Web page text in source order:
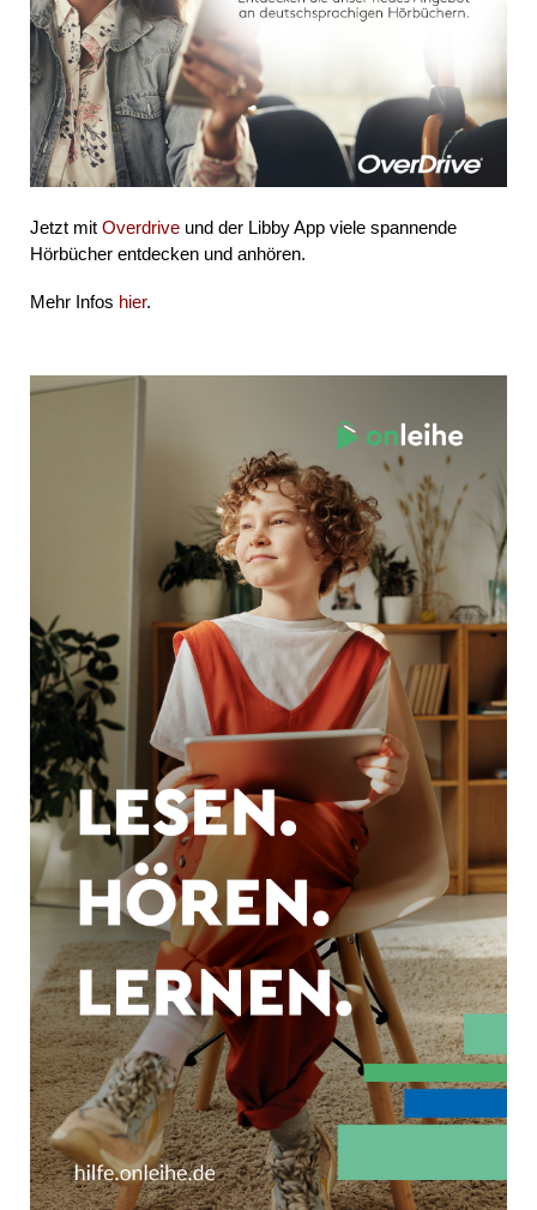
Jetzt mit Overdrive und der Libby App viele spannende
Hörbücher entdecken und anhören.
Mehr Infos hier.